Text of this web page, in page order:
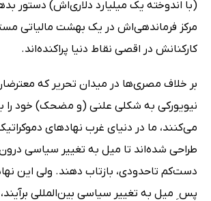
(با اندوخته یک میلیارد دلارى‌اش) دستور
مرکز فرماندهى‌اش در یک بهشت مالیاتى
کارکنانش در اقصى نقاط دنیا پراکنده‌اند.
بر خلاف مصرى‌ها در میدان تحریر که
نیویورکى به شکلى علنى (و مضحک) خود را
مى‌کنند، ما در دنیاى غرب نهادهاى
طراحى شده‌اند تا میل به تغییر سیاسى
دست‌کم تاحدودى، بازتاب دهند. ولى این
پس ِ میل به تغییر سیاسى بین‌المللى برآیند،